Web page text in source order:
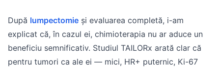
După lumpectomie și evaluarea completă, i-am
explicat că, în cazul ei, chimioterapia nu ar aduce un
beneficiu semnificativ. Studiul TAILORx arată clar că
pentru tumori ca ale ei — mici, HR+ puternic, Ki-67